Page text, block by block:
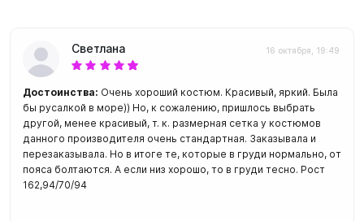
Светлана 16 октября, 19:49
Достоинства: Очень хороший костюм. Красивый, яркий. Была
бы русалкой в море)) Но, к сожалению, пришлось выбрать
другой, менее красивый, т. к. размерная сетка у костюмов
данного производителя очень стандартная. Заказывала и
перезаказывала. Но в итоге те, которые в груди нормально, от
пояса болтаются. А если низ хорошо, то в груди тесно. Рост
162,94/70/94